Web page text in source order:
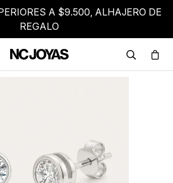
A $9.500, ALHAJERO DE
REGALO